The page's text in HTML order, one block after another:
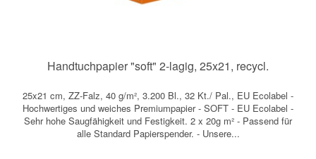
Handtuchpapier "soft" 2-lagig, 25x21, recycl.
25x21 cm, ZZ-Falz, 40 g/m², 3.200 Bl., 32 Kt./ Pal., EU Ecolabel -
Hochwertiges und weiches Premiumpapier - SOFT - EU Ecolabel -
Sehr hohe Saugfähigkeit und Festigkeit. 2 x 20g m² - Passend für
alle Standard Papierspender. - Unsere...